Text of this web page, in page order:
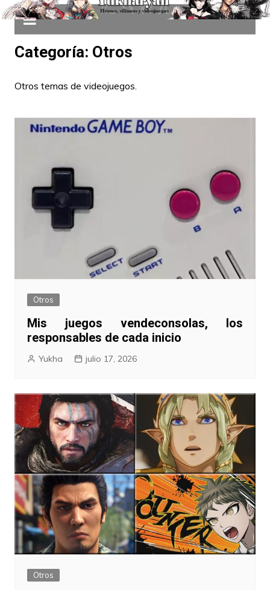
Categoría: Otros
Otros temas de videojuegos.
Otros
Mis juegos vendeconsolas, los
responsables de cada inicio
Yukha julio 17, 2026
Otros